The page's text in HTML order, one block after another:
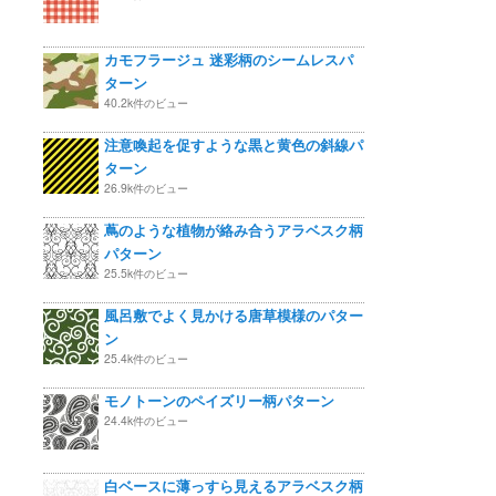
カモフラージュ 迷彩柄のシームレスパ
ターン
40.2k件のビュー
注意喚起を促すような黒と黄色の斜線パ
ターン
26.9k件のビュー
蔦のような植物が絡み合うアラベスク柄
パターン
25.5k件のビュー
風呂敷でよく見かける唐草模様のパター
ン
25.4k件のビュー
モノトーンのペイズリー柄パターン
24.4k件のビュー
白ベースに薄っすら見えるアラベスク柄